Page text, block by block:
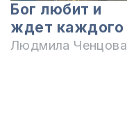
Бог любит и
ждет каждого
Людмила Ченцова